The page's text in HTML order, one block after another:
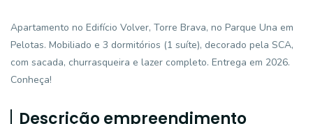
Apartamento no Edifício Volver, Torre Brava, no Parque Una em
Pelotas. Mobiliado e 3 dormitórios (1 suíte), decorado pela SCA,
com sacada, churrasqueira e lazer completo. Entrega em 2026.
Conheça!
Descrição empreendimento